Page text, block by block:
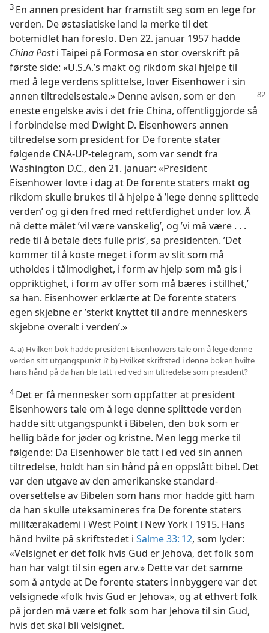
3 En annen president har framstilt seg som en lege for
verden. De østasiatiske land la merke til det
botemidlet han foreslo. Den 22. januar 1957 hadde
China Posti Taipei på Formosa en stor overskrift på
første side: «U.S.A.’s makt og rikdom skal hjelpe til
med å lege verdens splittelse, lover Eisenhower i sin
annen tiltredelsestale.» Denne avisen, som er den
eneste engelske avis i det frie China, offentliggjorde så
i forbindelse med Dwight D. Eisenhowers annen
tiltredelse som president for De forente stater
følgende CNA-UP-telegram, som var sendt fra
Washington D.C., den 21. januar: «President
Eisenhower lovte i dag at De forente staters makt og
rikdom skulle brukes til å hjelpe å ’lege denne splittede
verden’ og gi den fred med rettferdighet under lov. Å
nå dette målet ’vil være vanskelig’, og ’vi må være . . .
rede til å betale dets fulle pris’, sa presidenten. ’Det
kommer til å koste meget i form av slit som må
utholdes i tålmodighet, i form av hjelp som må gis i
oppriktighet, i form av offer som må bæres i stillhet,’
sa han. Eisenhower erklærte at De forente staters
egen skjebne er ’sterkt knyttet til andre menneskers
skjebne overalt i verden’.»
4. a) Hvilken bok hadde president Eisenhowers tale om å lege denne
verden sitt utgangspunkt i? b) Hvilket skriftsted i denne boken hvilte
hans hånd på da han ble tatt i ed ved sin tiltredelse som president?
4Det er få mennesker som oppfatter at president
Eisenhowers tale om å lege denne splittede verden
hadde sitt utgangspunkt i Bibelen, den bok som er
hellig både for jøder og kristne. Men legg merke til
følgende: Da Eisenhower ble tatt i ed ved sin annen
tiltredelse, holdt han sin hånd på en oppslått bibel. Det
var den utgave av den amerikanske standard-
oversettelse av Bibelen som hans mor hadde gitt ham
da han skulle uteksamineres fra De forente staters
militærakademi i West Point i New York i 1915. Hans
hånd hvilte på skriftstedet i Salme 33: 12, som lyder:
«Velsignet er det folk hvis Gud er Jehova, det folk som
han har valgt til sin egen arv.» Dette var det samme
som å antyde at De forente staters innbyggere var det
velsignede «folk hvis Gud er Jehova», og at ethvert folk
på jorden må være et folk som har Jehova til sin Gud,
hvis det skal bli velsignet.